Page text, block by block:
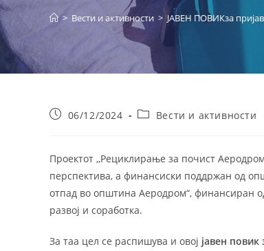
> Вести и активности > ЈАВЕН ПОВИКза
Post06/12/2024
PostВести и активности
Проектот ,,Рециклирање за почист
перспектива, а финансиски поддржан од
отпад во општина Аеродром“, финансиран
развој и соработка.
За таа цел се распишува и овој јавен повик